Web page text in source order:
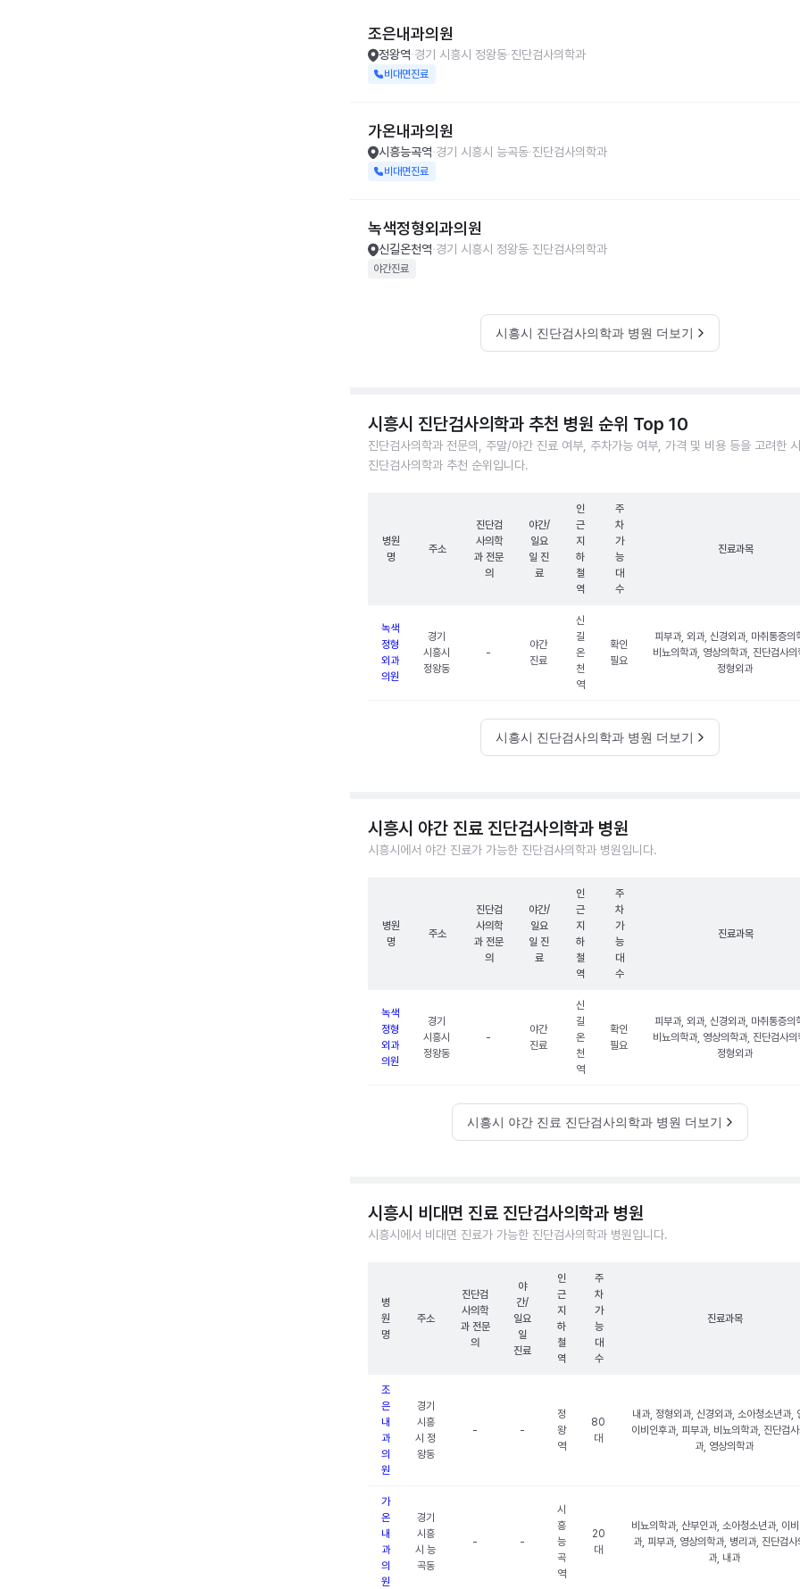
조은내과의원
정왕역 경기 시흥시 정왕동 진단검사의학과
비대면진료
가온내과의원
시흥능곡역 경기 시흥시 능곡동 진단검사의학과
비대면진료
녹색정형외과의원
신길온천역 경기 시흥시 정왕동 진단검사의학과
야간진료
시흥시 진단검사의학과 병원 더보기
시흥시 진단검사의학과 추천 병원 순위 Top 10
진단검사의학과 전문의, 주말/야간 진료 여부, 주차가능 여부, 가격 및 비용 등을 고려한 시
진단검사의학과 추천 순위입니다.
병원
명
주소
진단검
사의학
과 전문
의
야간/
일요
일 진
료
인
근
지
하
철
역
주
차
가
능
대
수
진료과목
녹색
정형
외과
의원
경기
시흥시
정왕동
-
야간
진료
신
길
온
천
역
확인
필요
피부과, 외과, 신경외과, 마취통증의
비뇨의학과, 영상의학과, 진단검사의
정형외과
시흥시 진단검사의학과 병원 더보기
시흥시 야간 진료 진단검사의학과 병원
시흥시에서 야간 진료가 가능한 진단검사의학과 병원입니다.
병원
명
주소
진단검
사의학
과 전문
의
야간/
일요
일 진
료
인
근
지
하
철
역
주
차
가
능
대
수
진료과목
녹색
정형
외과
의원
경기
시흥시
정왕동
-
야간
진료
신
길
온
천
역
확인
필요
피부과, 외과, 신경외과, 마취통증의
비뇨의학과, 영상의학과, 진단검사의
정형외과
시흥시 야간 진료 진단검사의학과 병원 더보기
시흥시 비대면 진료 진단검사의학과 병원
시흥시에서 비대면 진료가 가능한 진단검사의학과 병원입니다.
병
원
명
주소
진단검
사의학
과 전문
의
야
간/
일요
일
진료
인
근
지
하
철
역
주
차
가
능
대
수
진료과목
조
은
내
과
의
원
경기
시흥
시 정
왕동
- -
정
왕
역
80
대
내과, 정형외과, 신경외과, 소아청소년과,
이비인후과, 피부과, 비뇨의학과, 진단검
과, 영상의학과
가
온
내
과
의
원
경기
시흥
시 능
곡동
- -
시
흥
능
곡
역
20
대
비뇨의학과, 산부인과, 소아청소년과, 이
과, 피부과, 영상의학과, 병리과, 진단검사
과, 내과